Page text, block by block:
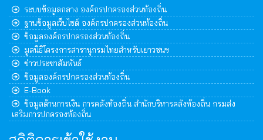
ระบบข้อมูลกลาง องค์กรปกครองส่วนท้องถิ่น
ฐานข้อมูลเว็บไซต์ องค์กรปกครองส่วนท้องถิ่น
ข้อมูลองค์กรปกครองส่วนท้องถิ่น
มูลนิธิโครงการสารานุกรมไทยสำหรับเยาวชนฯ
ข่าวประชาสัมพันธ์
ข้อมูลองค์กรปกครองส่วนท้องถิ่น
E-Book
ข้อมูลด้านการเงิน การคลังท้องถิ่น สำนักบริหารคลังท้องถิ่น กรมส่ง
เสริมการปกครองท้องถิ่น